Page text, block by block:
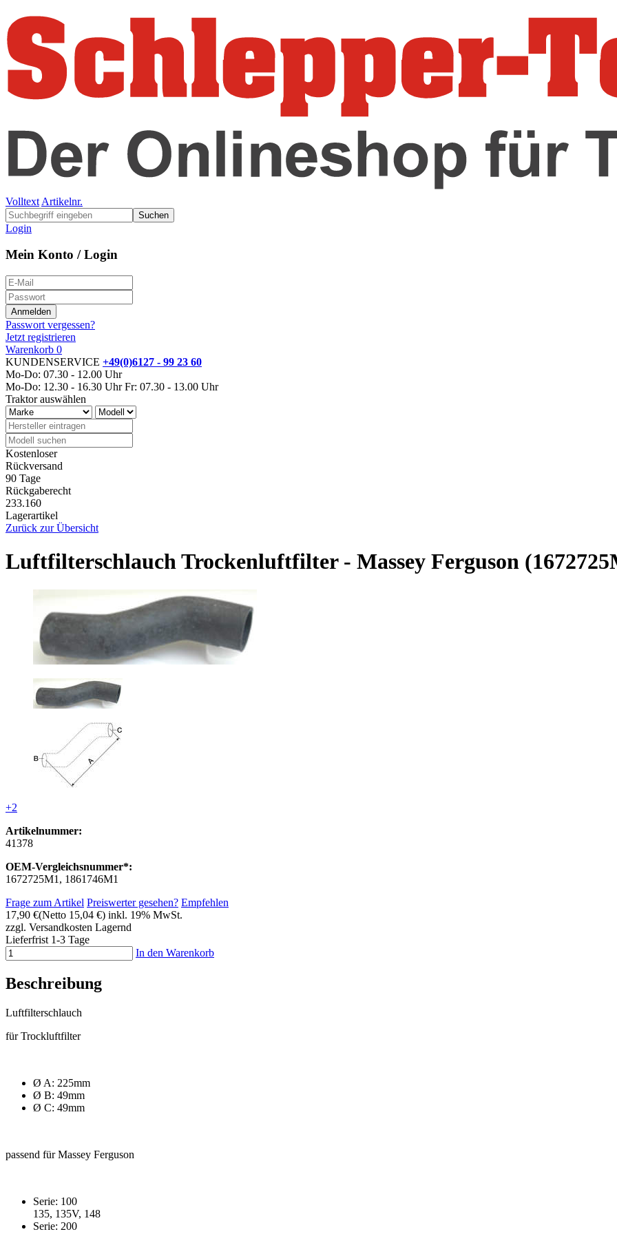
Volltext Artikelnr.
Suchen
Login
Mein Konto / Login
Passwort vergessen?
Jetzt registrieren
Warenkorb 0
KUNDENSERVICE +49(0)6127 - 99 23 60
Mo-Do: 07.30 - 12.00 Uhr
Mo-Do: 12.30 - 16.30 Uhr Fr: 07.30 - 13.00 Uhr
Traktor auswählen
Kostenloser
Rückversand
90 Tage
Rückgaberecht
233.160
Lagerartikel
Zurück zur Übersicht
Luftfilterschlauch Trockenluftfilter - Massey Ferguson
+2
Artikelnummer:
41378
OEM-Vergleichsnummer*:
1672725M1, 1861746M1
Frage zum Artikel Preiswerter gesehen? Empfehlen
17,90 €(Netto 15,04 €) inkl. 19% MwSt.
zzgl. Versandkosten Lagernd
Lieferfrist 1-3 Tage
In den Warenkorb
Beschreibung
Luftfilterschlauch
für Trockluftfilter
Ø A: 225mm
Ø B: 49mm
Ø C: 49mm
passend für Massey Ferguson
Serie: 100
135, 135V, 148
Serie: 200